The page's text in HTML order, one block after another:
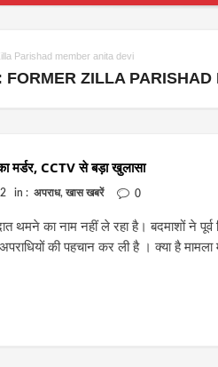
Parishad member anita devi
FORMER ZILLA PARISHAD
मर्डर, CCTV से बड़ा खुलासा
in : अपराध, खास खबरें 0
थमने का नाम नहीं ले रहा है। बदमाशों ने
की पहचान कर ली है । क्या है मामला